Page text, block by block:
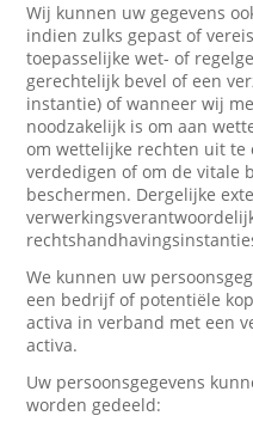
Wij kunnen uw gegevens
indien zulks gepast of
toepasselijke wet- of
gerechtelijk bevel of een
instantie) of wanneer wij
noodzakelijk is om aan
om wettelijke rechten uit te
verdedigen of om de vitale
beschermen. Dergelijke
We kunnen uw
een bedrijf of potentiële
activa in verband met een
activa.
Uw persoonsgegevens
worden gedeeld: